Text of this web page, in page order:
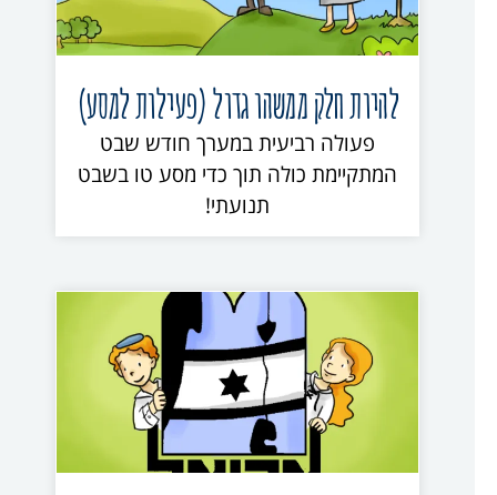
להיות חלק ממשהו גדול (פעילות למסע)
פעולה רביעית במערך חודש שבט
המתקיימת כולה תוך כדי מסע טו בשבט
תנועתי!